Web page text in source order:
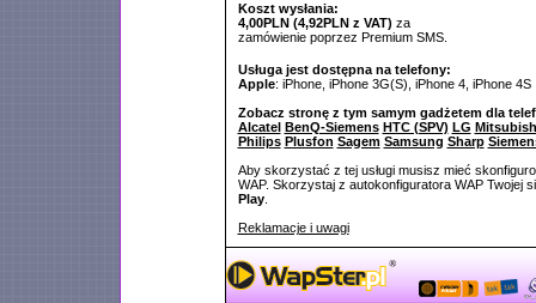
Koszt wysłania:
4,00PLN (4,92PLN z VAT) za
zamówienie poprzez Premium SMS.
Usługa jest dostępna na telefony:
Apple: iPhone, iPhone 3G(S), iPhone 4, iPhone 4S
Zobacz stronę z tym samym gadżetem dla
Alcatel BenQ-Siemens HTC (SPV) LG
Philips Plusfon Sagem Samsung Sharp
Aby skorzystać z tej usługi musisz mieć
WAP. Skorzystaj z autokonfiguratora WAP Twojej
Play.
Reklamacje i uwagi